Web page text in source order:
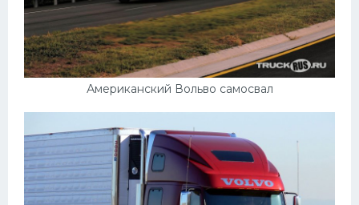
Американский Вольво самосвал